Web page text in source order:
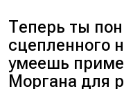
учитывая
ними:
Теперь ты
сцепленного
умеешь
Моргана для